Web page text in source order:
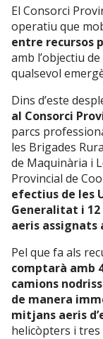
El Consorci
operatiu que
entre recursos
amb l’objectiu
qualsevol
Dins d’este
al Consorci
parcs
les Brigades
de Maquinària i
Provincial de
efectius de les
Generalitat i
aeris assignats
Pel que fa als
comptarà amb
camions
de manera
mitjans aeris
helicòpters i tres